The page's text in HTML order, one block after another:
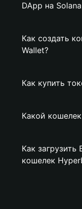
DApp на Solana
Как создать
Wallet?
Как купить
Какой
Как загрузить
кошелек